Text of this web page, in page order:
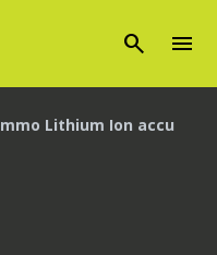
search menu
Lithium Ion accu